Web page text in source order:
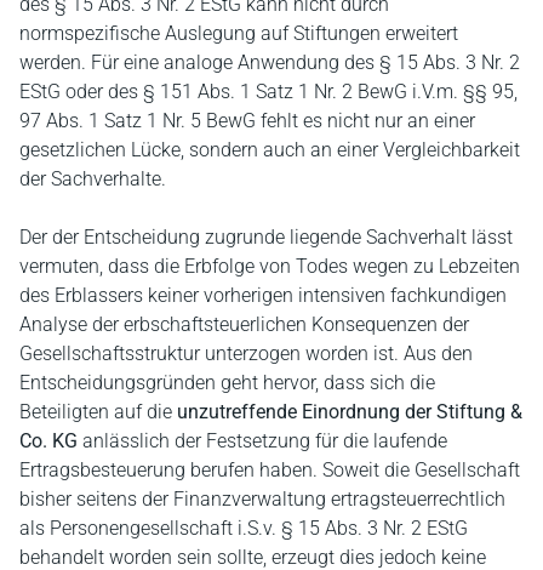
normspezifische Auslegung auf Stiftungen erweitert
werden. Für eine analoge Anwendung des § 15 Abs. 3 Nr. 2
EStG oder des § 151 Abs. 1 Satz 1 Nr. 2 BewG i.V.m. §§ 95,
97 Abs. 1 Satz 1 Nr. 5 BewG fehlt es nicht nur an einer
gesetzlichen Lücke, sondern auch an einer Vergleichbarkeit
der Sachverhalte.
Der der Entscheidung zugrunde liegende Sachverhalt lässt
vermuten, dass die Erbfolge von Todes wegen zu Lebzeiten
des Erblassers keiner vorherigen intensiven fachkundigen
Analyse der erbschaftsteuerlichen Konsequenzen der
Gesellschaftsstruktur unterzogen worden ist. Aus den
Entscheidungsgründen geht hervor, dass sich die
Beteiligten auf die unzutreffende Einordnung der Stiftung &
Co. KG anlässlich der Festsetzung für die laufende
Ertragsbesteuerung berufen haben. Soweit die Gesellschaft
bisher seitens der Finanzverwaltung ertragsteuerrechtlich
als Personengesellschaft i.S.v. § 15 Abs. 3 Nr. 2 EStG
behandelt worden sein sollte, erzeugt dies jedoch keine